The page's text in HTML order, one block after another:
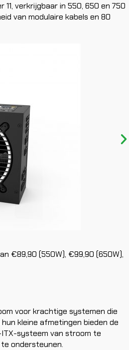
11, verkrijgbaar in 550, 650 en 750
van modulaire kabels en 80
€89,90 (550W), €99,90 (650W),
voor krachtige systemen die
kleine afmetingen bieden de
ITX-systeem van stroom te
ondersteunen.